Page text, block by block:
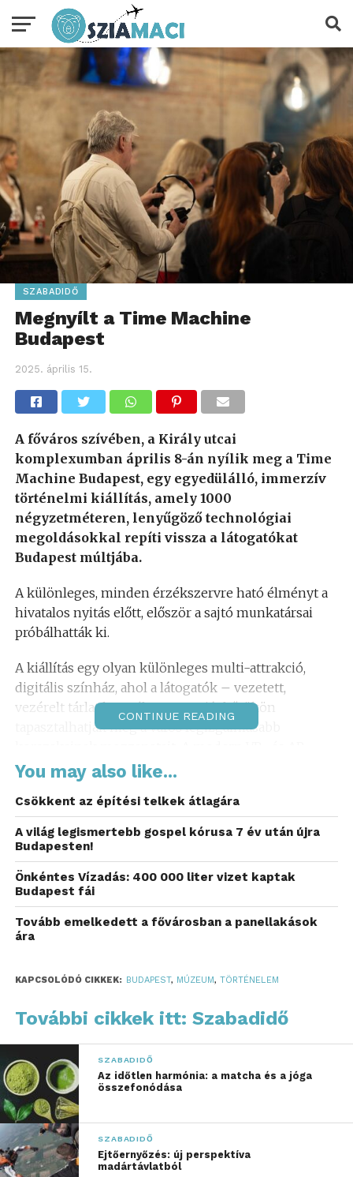
SZABADIDŐ
Megnyílt a Time Machine
Budapest
2025. április 15.
A főváros szívében, a Király utcai
komplexumban április 8-án nyílik meg a Time
Machine Budapest, egy egyedülálló, immerzív
történelmi kiállítás, amely 1000
négyzetméteren, lenyűgöző technológiai
megoldásokkal repíti vissza a látogatókat
Budapest múltjába.
A különleges, minden érzékszervre ható élményt a
hivatalos nyitás előtt, először a sajtó munkatársai
próbálhatták ki.
A kiállítás egy olyan különleges multi-attrakció,
digitális színház, ahol a látogatók – vezetett,
vezérelt tárlat keretében – a saját bőrükön
tapasztalhatják meg a város legizgalmasabb
technológia, az élethű díszletek és a fantasztikus
audiovizuális effektek segítségével újra élhetők
Budapest ikonikus pillanatai egészen a 21. századig.
Ezáltal a látogatók nem csupán szemlélői, hanem
aktív részesei is a történelemnek.
„A Time Machine
Budapest nem csak egy
időutazás, amely
Budapest történelmét.A
látogatók nem egy
tárlaton vesznek részt,
hanem valódi időutazók
lesznek.Célunk, hogy a
vendégeink ne csak
CONTINUE READING
You may also like...
Csökkent az építési telkek átlagára
A világ legismertebb gospel kórusa 7 év után újra
Budapesten!
Önkéntes Vízadás: 400 000 liter vizet kaptak
Budapest fái
Tovább emelkedett a fővárosban a panellakások
ára
KAPCSOLÓDÓ CIKKEK: BUDAPEST, MÚZEUM, TÖRTÉNELEM
További cikkek itt: Szabadidő
SZABADIDŐ
Az időtlen harmónia: a matcha és a jóga
összefonódása
SZABADIDŐ
Ejtőernyőzés: új perspektíva
madártávlatból